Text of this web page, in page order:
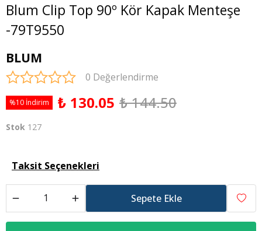
Blum Clip Top 90º Kör Kapak Menteşe
-79T9550
BLUM
0 Değerlendirme
%10 İndirim ₺ 130.05 ₺ 144.50
Stok 127
Taksit Seçenekleri
Sepete Ekle